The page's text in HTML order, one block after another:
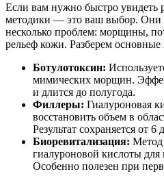
Если вам нужно быстро увидеть
методики — это ваш выбор. Они
несколько проблем: морщины,
рельеф кожи. Разберем
Ботулотоксин:
мимических морщин.
и длится до полугода.
Филлеры: Гиалуроновая
восстановить объем в
Результат сохраняется от 6
Биоревитализация: Метод
гиалуроновой кислоты
Особенно полезен при